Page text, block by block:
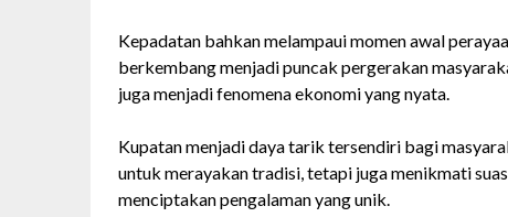
Kepadatan bahkan melampaui momen awal
berkembang menjadi puncak pergerakan
juga menjadi fenomena ekonomi yang nyata.
Kupatan menjadi daya tarik tersendiri bagi
untuk merayakan tradisi, tetapi juga menikmati
menciptakan pengalaman yang unik.